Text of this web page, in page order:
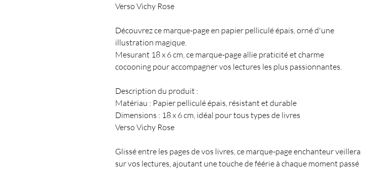
Verso Vichy Rose
Découvrez ce marque-page en papier pelliculé épais, orné d'une
illustration magique.
Mesurant 18 x 6 cm, ce marque-page allie praticité et charme
cocooning pour accompagner vos lectures les plus passionnantes.
Description du produit :
Matériau : Papier pelliculé épais, résistant et durable
Dimensions : 18 x 6 cm, idéal pour tous types de livres
Verso Vichy Rose
Glissé entre les pages de vos livres, ce marque-page enchanteur veillera
sur vos lectures, ajoutant une touche de féérie à chaque moment passé